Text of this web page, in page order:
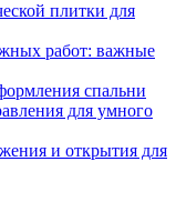
плитки для
работ: важные
спальни
для умного
и открытия для